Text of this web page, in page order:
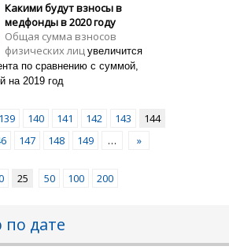
Какими будут взносы в
медфонды в 2020 году
Общая сумма взносов
физических лиц увеличится
по сравнению с суммой,
на 2019 год
139 140 141 142 143
144
147 148 149 … »
25 50 100 200
дате